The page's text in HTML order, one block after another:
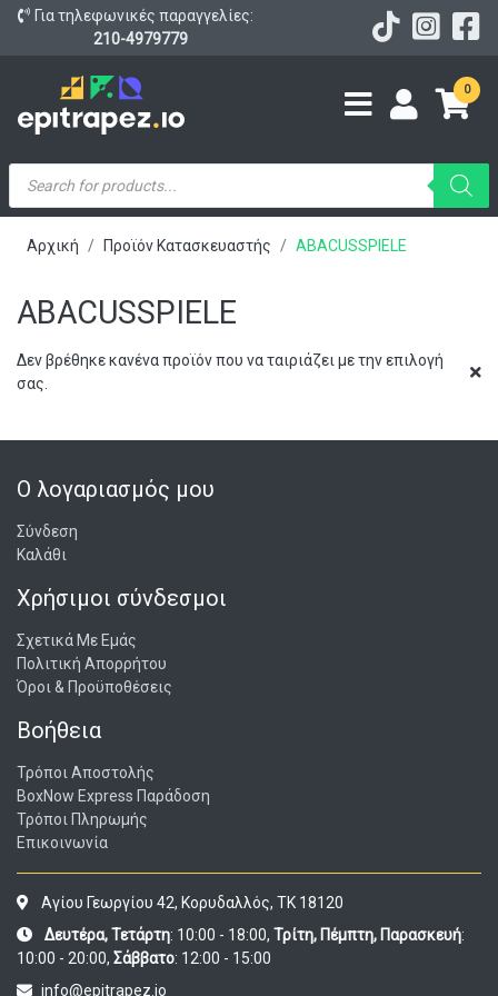
Για τηλεφωνικές παραγγελίες:
210-4979779
0
Products
search
Αρχική Προϊόν Κατασκευαστής ABACUSSPIELE
ABACUSSPIELE
Δεν βρέθηκε κανένα προϊόν που να ταιριάζει με την επιλογή
σας.
Ο λογαριασμός μου
Σύνδεση
Καλάθι
Χρήσιμοι σύνδεσμοι
Σχετικά Με Εμάς
Πολιτική Απορρήτου
Όροι & Προϋποθέσεις
Βοήθεια
Τρόποι Αποστολής
BoxNow Express Παράδοση
Τρόποι Πληρωμής
Επικοινωνία
Αγίου Γεωργίου 42, Κορυδαλλός, ΤΚ 18120
Δευτέρα, Τετάρτη: 10:00 - 18:00, Τρίτη, Πέμπτη, Παρασκευή:
10:00 - 20:00, Σάββατο: 12:00 - 15:00
info@epitrapez.io